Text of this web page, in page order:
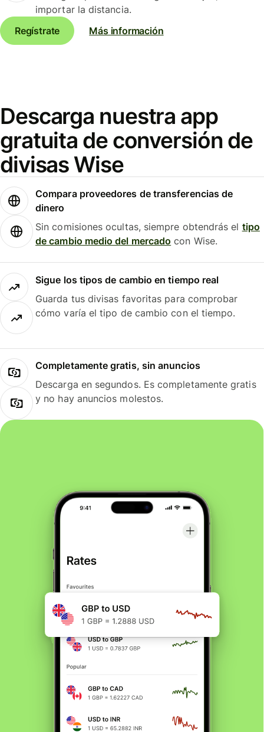
importar la distancia.
Regístrate
Más información
Descarga nuestra app
gratuita de conversión de
divisas Wise
Compara proveedores de transferencias de
dinero
Sin comisiones ocultas, siempre obtendrás el tipo
de cambio medio del mercado con Wise.
Sigue los tipos de cambio en tiempo real
Guarda tus divisas favoritas para comprobar
cómo varía el tipo de cambio con el tiempo.
Completamente gratis, sin anuncios
Descarga en segundos. Es completamente gratis
y no hay anuncios molestos.